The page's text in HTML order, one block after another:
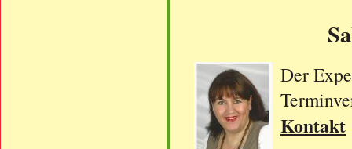
Der
Kontakt